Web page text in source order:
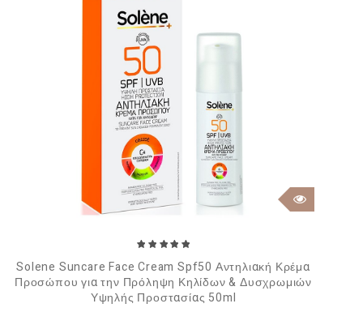
Solene Suncare Face Cream Spf50 Αντηλιακή Κρέμα
Προσώπου για την Πρόληψη Κηλίδων & Δυσχρωμιών
Υψηλής Προστασίας 50ml